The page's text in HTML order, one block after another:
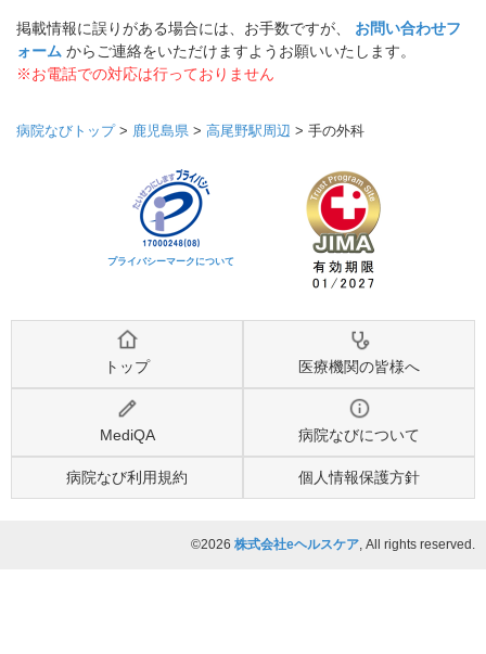
掲載情報に誤りがある場合には、お手数ですが、 お問い合わせフ
ォーム からご連絡をいただけますようお願いいたします。
※お電話での対応は行っておりません
病院なびトップ> 鹿児島県 > 高尾野駅周辺 > 手の外科
プライバシーマークについて
トップ 医療機関の皆様へ
MediQA 病院なびについて
病院なび利用規約 個人情報保護方針
©2026 株式会社eヘルスケア, All rights reserved.